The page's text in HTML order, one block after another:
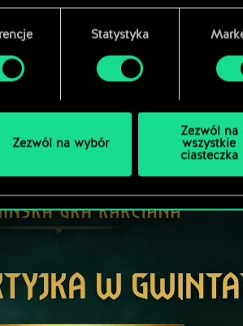
Statystyka
Zezwól na wybór
Zezwól na
wszystkie
ciasteczka
W